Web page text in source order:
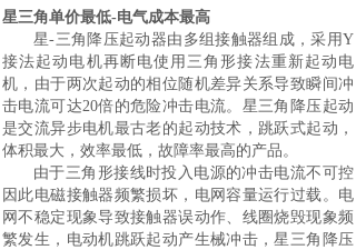
星三角单价最低-电气成本最高
星-三角降压起动器由多组接触器组成，采用Y
接法起动电机再断电使用三角形接法重新起动电
机，由于两次起动的相位随机差异关系导致瞬间冲
击电流可达20倍的危险冲击电流。星三角降压起动
是交流异步电机最古老的起动技术， 跳跃式起动，
体积最大，效率最低，故障率最高的产品。
由于三角形接线时投入电源的冲击电流不可控
因此电磁接触器频繁损坏，电网容量运行过载。电
网不稳定现象导致接触器误动作、 线圈烧毁现象频
繁发生，电动机跳跃起动产生械冲击，星三角降压